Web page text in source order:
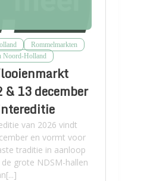
Rommelmarkten
Noord-Holland
& 13 december
van 2026 vindt
en vormt voor
traditie in aanloop
grote NDSM-hallen